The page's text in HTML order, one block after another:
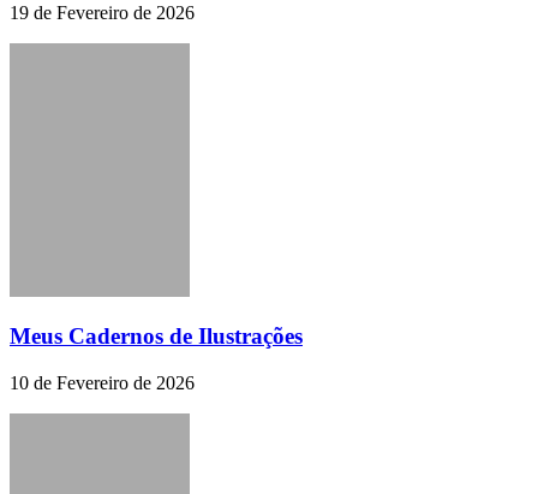
19 de Fevereiro de 2026
Meus Cadernos de Ilustrações
10 de Fevereiro de 2026